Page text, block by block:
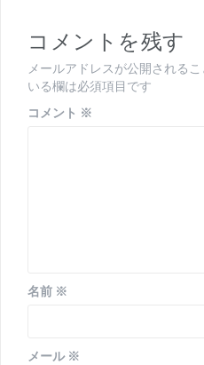
シ
ョ
ン
コメントを残す
メールアドレスが公開されるこ
いる欄は必須項目です
コメント ※
名前 ※
メール ※